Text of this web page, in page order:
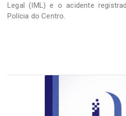
Legal (IML) e o acidente
Polícia do Centro.